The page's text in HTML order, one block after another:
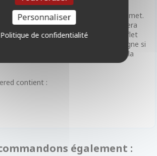
de la montagne
sur ton chemin vers le sommet.
Saisis par les Glaces et ta bravoure sera
indices et l’aide d’un mystérieux Reflet
surmonte les épreuves de la montagne si
ce qui sommeille, emprisonné dans la
contient :
également :
Personnaliser
Politique de confidentialité